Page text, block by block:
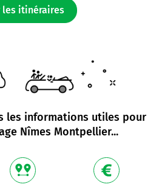
les itinéraires
les informations utiles pour
Nîmes Montpellier...